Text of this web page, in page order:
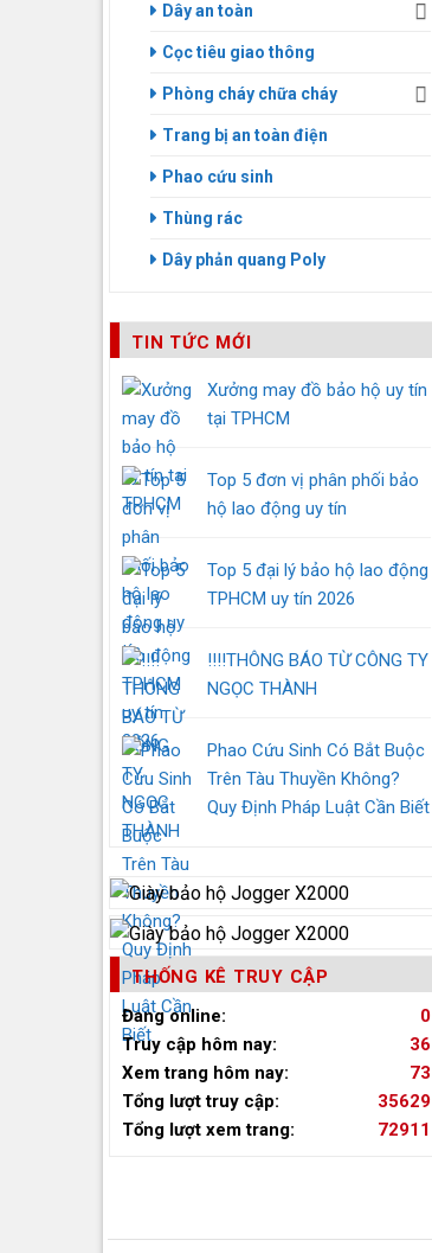
Dây an toàn
Cọc tiêu giao thông
Phòng cháy chữa cháy
Trang bị an toàn điện
Phao cứu sinh
Thùng rác
Dây phản quang Poly
TIN TỨC MỚI
Xưởng may đồ bảo hộ uy tín
tại TPHCM
Top 5 đơn vị phân phối bảo
hộ lao động uy tín
Top 5 đại lý bảo hộ lao động
TPHCM uy tín 2026
‼️‼️THÔNG BÁO TỪ CÔNG TY
NGỌC THÀNH
Phao Cứu Sinh Có Bắt Buộc
Trên Tàu Thuyền Không?
Quy Định Pháp Luật Cần Biết
THỐNG KÊ TRUY CẬP
Đang online:
0
Truy cập hôm nay:
36
Xem trang hôm nay:
73
Tổng lượt truy cập:
35629
Tổng lượt xem trang:
72911
Giày bảo hộ Jogger X2000 - ngocthanhcorp